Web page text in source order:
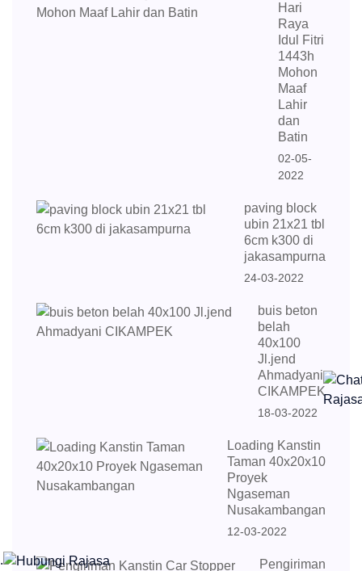
Hari
Raya
Idul Fitri
1443h
Mohon
Maaf
Lahir
dan
Batin
02-05-
2022
paving block
ubin 21x21 tbl
6cm k300 di
jakasampurna
24-03-2022
buis beton
belah
40x100
Jl.jend
Ahmadyani
CIKAMPEK
18-03-2022
Loading Kanstin
Taman 40x20x10
Proyek
Ngaseman
Nusakambangan
12-03-2022
Pengiriman
.